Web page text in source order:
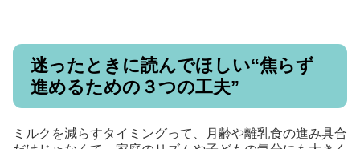
迷ったときに読んでほしい“焦らず
進めるための３つの工夫”
ミルクを減らすタイミングって、月齢や離乳食の進み具合